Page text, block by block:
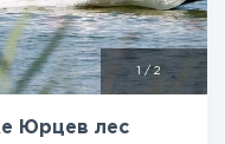
/ 2
Юрцев лес